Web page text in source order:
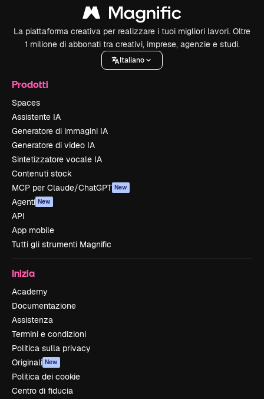
La piattaforma creativa per realizzare i tuoi migliori lavori. Oltre
1 milione di abbonati tra creativi, imprese, agenzie e studi.
Italiano
Prodotti
Spaces
Assistente IA
Generatore di immagini IA
Generatore di video IA
Sintetizzatore vocale IA
Contenuti stock
MCP per Claude/ChatGPT New
Agenti New
API
App mobile
Tutti gli strumenti Magnific
Inizia
Academy
Documentazione
Assistenza
Termini e condizioni
Politica sulla privacy
Originali New
Politica dei cookie
Centro di fiducia